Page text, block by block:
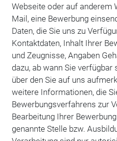
Webseite oder auf anderem
Mail, eine Bewerbung
Daten, die Sie uns zu
Kontaktdaten, Inhalt Ihrer
und Zeugnisse, Angaben
dazu, ab wann Sie
über den Sie auf uns
weitere Informationen, die
Bewerbungsverfahrens zur
Bearbeitung Ihrer
genannte Stelle bzw.